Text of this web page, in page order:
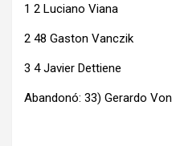
1 2 Luciano
2 48 Gaston
3 4 Javier
Abandonó: 33) Gerardo